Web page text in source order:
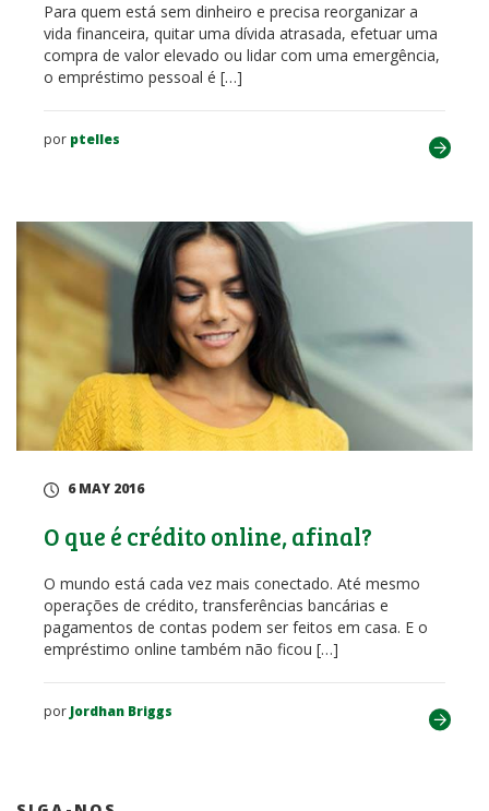
Para quem está sem dinheiro e precisa reorganizar a
vida financeira, quitar uma dívida atrasada, efetuar uma
compra de valor elevado ou lidar com uma emergência,
o empréstimo pessoal é […]
por ptelles
6 MAY 2016
O que é crédito online, afinal?
O mundo está cada vez mais conectado. Até mesmo
operações de crédito, transferências bancárias e
pagamentos de contas podem ser feitos em casa. E o
empréstimo online também não ficou […]
por Jordhan Briggs